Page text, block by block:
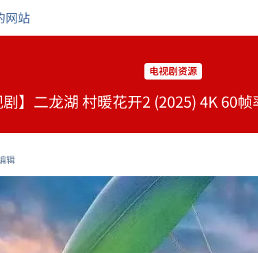
网站
电视剧资源
剧】二龙湖 村暖花开2 (2025) 4K 60
辑